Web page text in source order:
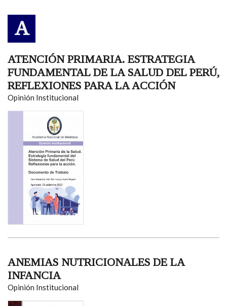
A
ATENCIÓN PRIMARIA. ESTRATEGIA
FUNDAMENTAL DE LA SALUD DEL PERÚ,
REFLEXIONES PARA LA ACCIÓN
Opinión Institucional
ANEMIAS NUTRICIONALES DE LA
INFANCIA
Opinión Institucional